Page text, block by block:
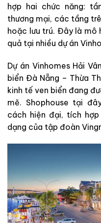
hợp hai chức năng:
thương mại, các tầng
hoặc lưu trú. Đây là mô
quả tại nhiều dự án
Dự án Vinhomes Hải
biển Đà Nẵng – Thừa
kinh tế ven biển đang
mẽ. Shophouse tại
cách hiện đại, tích
dạng của tập đoàn